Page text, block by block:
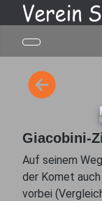
Giacobini-
Auf seinem
der Komet
vorbei